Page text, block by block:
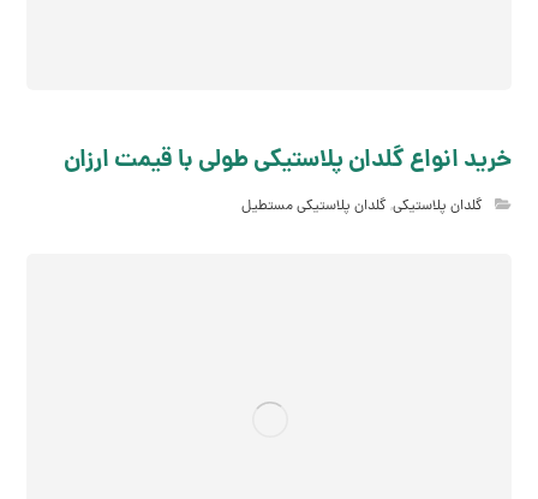
خرید انواع گلدان پلاستیکی طولی با قیمت ارزان
گلدان پلاستیکی,گلدان پلاستیکی مستطیل